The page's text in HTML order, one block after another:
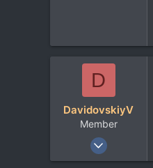
D
DavidovskiyV
Member
4 Окт 2012
156